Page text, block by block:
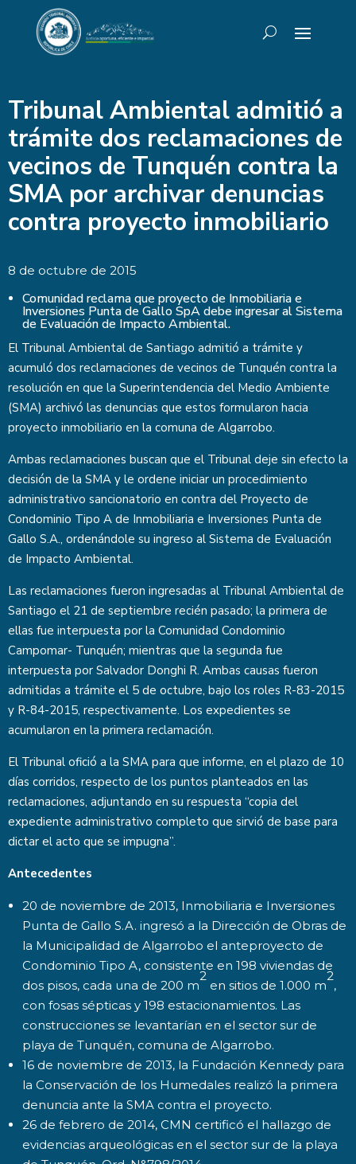
Tribunal Ambiental admitió a
trámite dos reclamaciones de
vecinos de Tunquén contra la
SMA por archivar denuncias
contra proyecto inmobiliario
8 de octubre de 2015
Comunidad reclama que proyecto de Inmobiliaria e
Inversiones Punta de Gallo SpA debe ingresar al Sistema
de Evaluación de Impacto Ambiental.
El Tribunal Ambiental de Santiago admitió a trámite y
acumuló dos reclamaciones de vecinos de Tunquén contra la
resolución en que la Superintendencia del Medio Ambiente
(SMA) archivó las denuncias que estos formularon hacia
proyecto inmobiliario en la comuna de Algarrobo.
Ambas reclamaciones buscan que el Tribunal deje sin efecto la
decisión de la SMA y le ordene iniciar un procedimiento
administrativo sancionatorio en contra del Proyecto de
Condominio Tipo A de Inmobiliaria e Inversiones Punta de
Gallo S.A., ordenándole su ingreso al Sistema de Evaluación
de Impacto Ambiental.
Las reclamaciones fueron ingresadas al Tribunal Ambiental de
Santiago el 21 de septiembre recién pasado; la primera de
ellas fue interpuesta por la Comunidad Condominio
Campomar- Tunquén; mientras que la segunda fue
interpuesta por Salvador Donghi R. Ambas causas fueron
admitidas a trámite el 5 de octubre, bajo los roles R-83-2015
y R-84-2015, respectivamente. Los expedientes se
acumularon en la primera reclamación.
El Tribunal ofició a la SMA para que informe, en el plazo de 10
días corridos, respecto de los puntos planteados en las
reclamaciones, adjuntando en su respuesta “copia del
expediente administrativo completo que sirvió de base para
dictar el acto que se impugna”.
Antecedentes
20 de noviembre de 2013, Inmobiliaria e Inversiones
Punta de Gallo S.A. ingresó a la Dirección de Obras de
la Municipalidad de Algarrobo el anteproyecto de
Condominio Tipo A, consistente en 198 viviendas de
dos pisos, cada una de 200 m
2
en sitios de 1.000 m
2
,
con fosas sépticas y 198 estacionamientos. Las
construcciones se levantarían en el sector sur de
playa de Tunquén, comuna de Algarrobo.
16 de noviembre de 2013, la Fundación Kennedy para
la Conservación de los Humedales realizó la primera
denuncia ante la SMA contra el proyecto.
26 de febrero de 2014, CMN certificó el hallazgo de
evidencias arqueológicas en el sector sur de la playa